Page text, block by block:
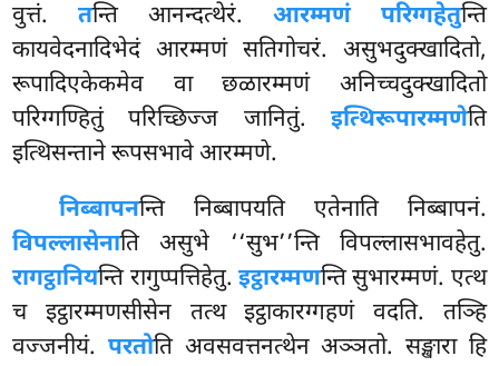
वुत्तं.तन्ति आनन्दत्थेरं. आरम्मणं परिग्गहेतुन्ति
कायवेदनादिभेदं आरम्मणं सतिगोचरं. असुभदुक्खादितो,
रूपादिएकेकमेव वा छळारम्मणं अनिच्चदुक्खादितो
परिग्गण्हितुं परिच्छिज्ज जानितुं. इत्थिरूपारम्मणेति
इत्थिसन्ताने रूपसभावे आरम्मणे.
निब्बापनन्ति निब्बापयति एतेनाति निब्बापनं.
विपल्लासेनाति असुभे ‘‘सुभ’’न्ति विपल्लासभावहेतु.
रागट्ठानियन्ति रागुप्पत्तिहेतु. इट्ठारम्मणन्ति सुभारम्मणं. एत्थ
च इट्ठारम्मणसीसेन तत्थ इट्ठाकारग्गहणं वदति. तञ्हि
वज्जनीयं. परतोति अवसवत्तनत्थेन अञ्ञतो. सङ्खारा हि